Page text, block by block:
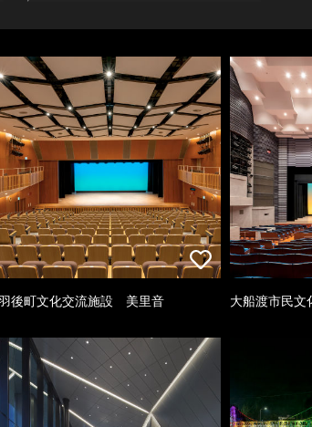
後町文化交流施設 美里音 大船渡市民文